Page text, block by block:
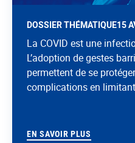
DOSSIER THÉMATIQUE15
La COVID est une
L’adoption de gestes
permettent de se
complications en
EN SAVOIR PLUS